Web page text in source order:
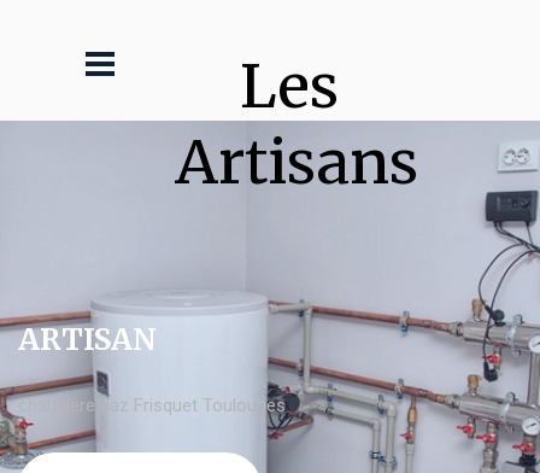
Les
Artisans
ARTISAN
chaudière gaz Frisquet Toulouges